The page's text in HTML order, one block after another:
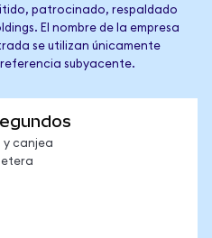
patrocinado, respaldado
El nombre de la empresa
se utilizan únicamente
subyacente.
y canjea